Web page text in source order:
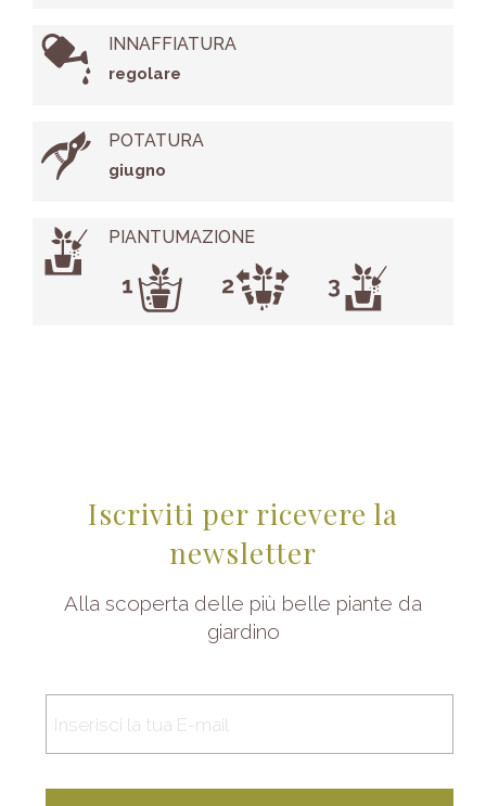
INNAFFIATURA
regolare
POTATURA
giugno
PIANTUMAZIONE
Iscriviti per ricevere la
newsletter
Alla scoperta delle più belle piante da
giardino